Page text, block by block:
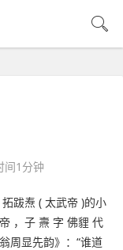
间1分钟
拓跋焘 ( 太武帝 )的小
，子 燾 字 佛貍 代
周显先韵》：“谁道